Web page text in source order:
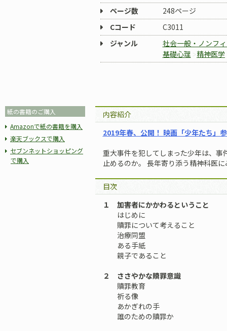
ページ数
248ページ
Cコード
C3011
ジャンル
社会一般・ノンフ
基礎心理
精神医学
紙の書籍のご購入
Amazonで紙の書籍を購入
楽天ブックスで購入
セブンネットショッピング
で購入
内容紹介
2019年春、公開！ 映画「少年たち」
重大事件を犯してしまった少年は、
止めるのか。 長年寄り添う精神科医
目次
１ 加害者にかかわるということ
はじめに
贖罪について考えること
治療同盟
ある手紙
親子であること
２ ささやかな贖罪意識
贖罪教育
祈る像
あかぎれの手
誰のための贖罪か